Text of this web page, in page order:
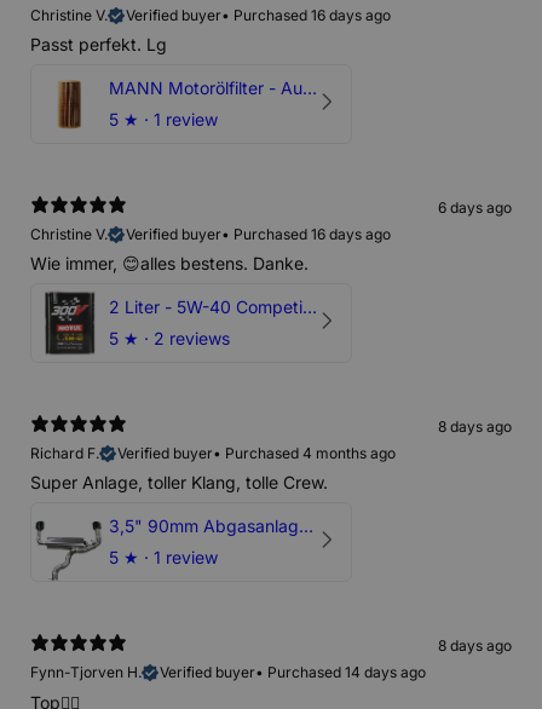
Christine V.
Verified buyer• Purchased 16 days ago
Passt perfekt. Lg
MANN Motorölfilter - Audi RS3 TTRS RSQ3 VZ5 - DAZ DNW
5 ★ · 1 review
6 days ago
Christine V.
Verified buyer• Purchased 16 days ago
Wie immer, 😊alles bestens. Danke.
2 Liter - 5W-40 Competition 300V Motul Motoröl
5 ★ · 2 reviews
8 days ago
Richard F.
Verified buyer• Purchased 4 months ago
Super Anlage, toller Klang, tolle Crew.
3,5" 90mm Abgasanlage AUDI RSQ3 DNWA 2.5 TFSI
5 ★ · 1 review
8 days ago
Fynn-Tjorven H.
Verified buyer• Purchased 14 days ago
Top👍🏼